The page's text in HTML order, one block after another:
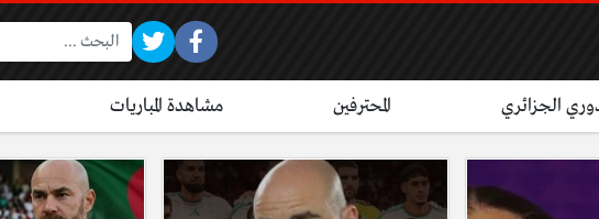
البحث:
الجزائري المحترفين مشاهدة المباريات